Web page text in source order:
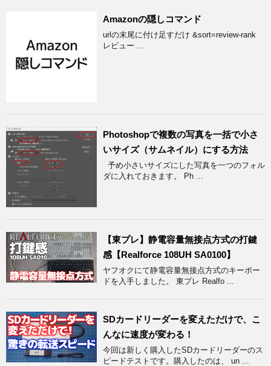
Amazonの隠しコマンド
urlの末尾に付け足すだけ &sort=review-rank
レビュー ...
Photoshopで複数の写真を一括で小さ
いサイズ（サムネイル）にする方法
予め小さいサイズにした写真を一つのフォル
ダに入れておきます。 Ph ...
【東プレ】静電容量無接点方式の打鍵
感【Realforce 108UH SA0100】
ヤフオクにて静電容量無接点方式のキーボー
ドを入手しました。 東プレ Realfo ...
SDカードリーダーを変えただけで、こ
んなに速度が変わる！
今回は新しく購入したSDカードリーダーのス
ピードテストです。購入したのは、 un ...